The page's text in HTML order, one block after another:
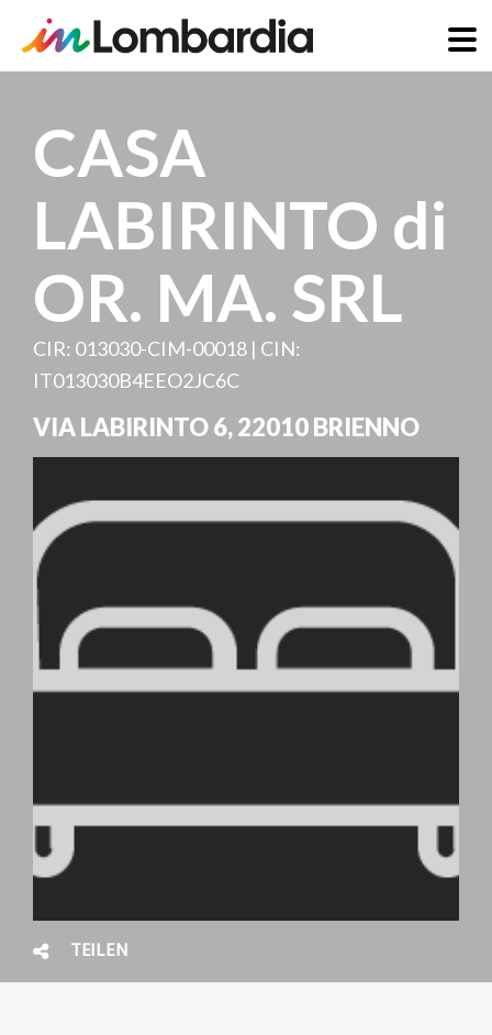
InhaltCASA
LABIRINTO di
OR. MA. SRL
CIR: 013030-CIM-00018 | CIN:
IT013030B4EEO2JC6C
VIA LABIRINTO 6,22010BRIENNO
TEILEN